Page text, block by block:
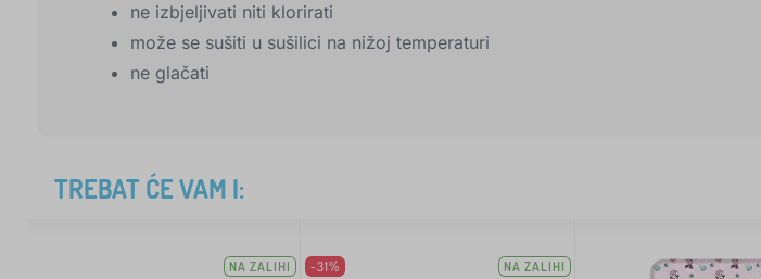
ne izbjeljivati niti klorirati
može se sušiti u sušilici na nižoj temperaturi
ne glačati
TREBAT ĆE VAM I:
NA ZALIHI -31% NA ZALIHI